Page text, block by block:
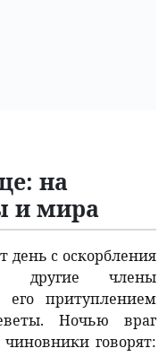
на
и мира
день с оскорбления
другие члены
его притуплением
Ночью враг
говорят: